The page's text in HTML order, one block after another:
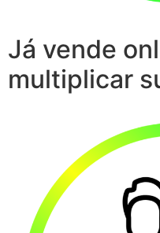
Já vende
multiplicar